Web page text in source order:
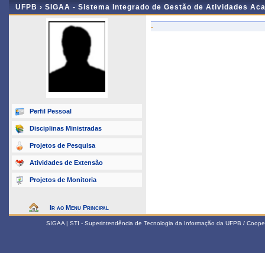
UFPB › SIGAA - Sistema Integrado de Gestão de Atividades
Perfil Pessoal
Disciplinas Ministradas
Projetos de Pesquisa
Atividades de Extensão
Projetos de Monitoria
Ir ao Menu Principal
-
SIGAA | STI - Superintendência de Tecnologia da Informação da UFPB /